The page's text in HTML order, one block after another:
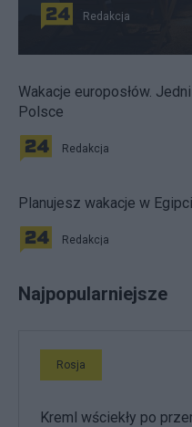
Redakcja
Wakacje europosłów.
Polsce
Redakcja
Planujesz wakacje w
Redakcja
Najpopularniejsze
Rosja
Kreml wściekły po